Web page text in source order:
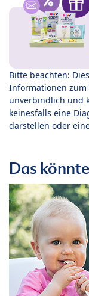
Bitte beachten:
Informationen zum
unverbindlich und
keinesfalls eine
darstellen oder
Das